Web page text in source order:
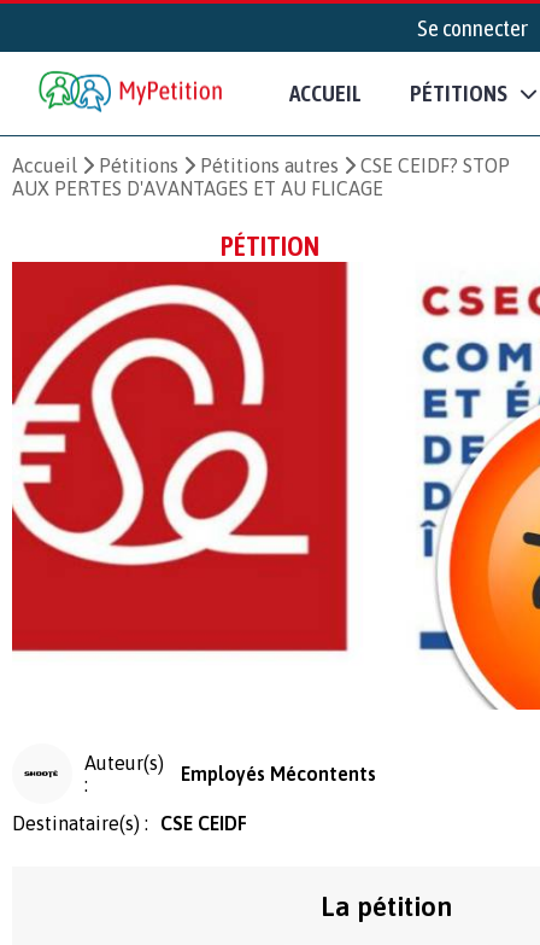
Se connecter
ACCUEIL PÉTITIONS
Accueil Pétitions Pétitions autres
CSE CEIDF? STOP
AUX PERTES D'AVANTAGES ET AU FLICAGE
PÉTITION
Auteur(s)
:
Employés Mécontents
Destinataire(s) : CSE CEIDF
La pétition